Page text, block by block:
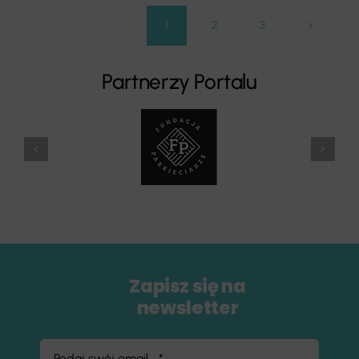
1 2 3
Partnerzy Portalu
Zapisz się na
newsletter